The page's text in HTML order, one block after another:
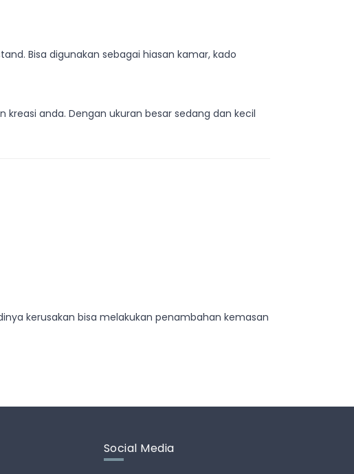
Bisa digunakan sebagai hiasan kamar, kado
anda. Dengan ukuran besar sedang dan kecil
kerusakan bisa melakukan penambahan kemasan
Social Media